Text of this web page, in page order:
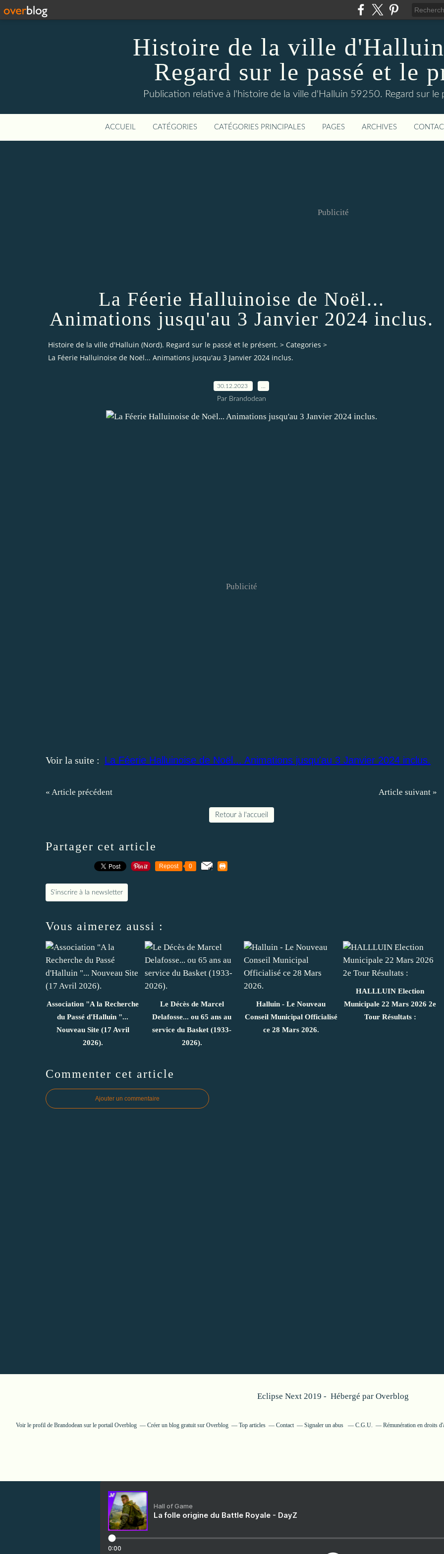
Histoire de la ville
Regard sur le passé et le
Publication relative à l'histoire de la ville d'Halluin 59250. Regard sur le
ACCUEIL CATÉGORIES CATÉGORIES PRINCIPALES PAGES ARCHIVES
Publicité
La Féerie Halluinoise de Noël...
Animations jusqu'au 3 Janvier 2024 inclus.
Histoire de la ville d'Halluin (Nord). Regard sur le passé et le présent. > Categories >
La Féerie Halluinoise de Noël... Animations jusqu'au 3 Janvier 2024 inclus.
30.12.2023
Par Brandodean
Publicité
Voir la suite : La Féerie Halluinoise de Noël... Animations jusqu'au 3 Janvier 2024 inclus.
« Article précédent Article suivant »
Retour à l'accueil
Partager cet article
Repost 0
S'inscrire à la newsletter
Vous aimerez aussi :
Association "A la Recherche
du Passé d'Halluin "...
Nouveau Site (17 Avril
2026).
Le Décès de Marcel
Delafosse... ou 65 ans au
service du Basket (1933-
2026).
Halluin - Le Nouveau
Conseil Municipal Officialisé
ce 28 Mars 2026.
HALLLUIN Election
Municipale 22 Mars 2026 2e
Tour Résultats :
Commenter cet article
Ajouter un commentaire
Eclipse Next 2019 - Hébergé par Overblog
Voir le profil de Brandodean sur le portail Overblog Créer un blog gratuit sur Overblog Top articles Contact Signaler un abus C.G.U. Rémunération en droits
Hall of Game
La folle origine du Battle Royale - DayZ
0:00